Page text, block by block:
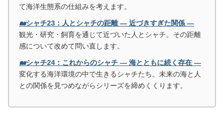
て海洋生態系の仕組みを考えます。
🐋シャチ23：人とシャチの距離 ― 近づきすぎた関係 ―
観光・研究・飼育を通じて近づいた人とシャチ。その距離
感について改めて問い直します。
🐋シャチ24：これからのシャチ ― 海とともに続く存在 ―
変化する海洋環境の中で生きるシャチたち。未来の海と人
との関係を見つめながらシリーズを締めくくります。